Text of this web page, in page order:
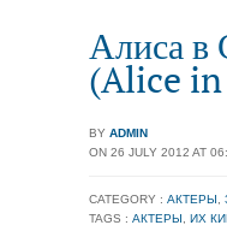
Алиса в
(Alice
BY ADMIN
ON 26 JULY 2012 AT
CATEGORY : АКТЕРЫ
TAGS : АКТЕРЫ ИХ